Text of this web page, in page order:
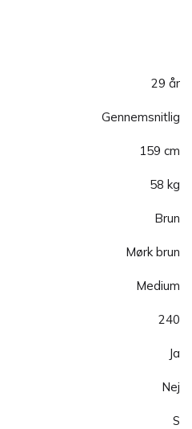
29 år
Gennemsnitlig
159 cm
58 kg
Brun
Mørk brun
Medium
240
Ja
Nej
S